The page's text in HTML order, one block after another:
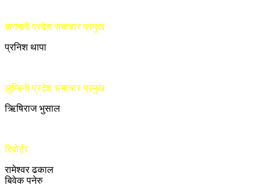
बागमती प्रदेश समाचार प्रमुख
प्रनिश थापा
लुम्बिनी प्रदेश समाचार प्रमुख
ऋिषिराज भुसाल
रिपोर्टर
रामेश्वर ढकाल
बिवेक पनेरु